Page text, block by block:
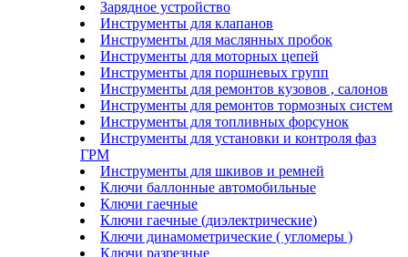
Зарядное устройство
Инструменты для клапанов
Инструменты для маслянных пробок
Инструменты для моторных цепей
Инструменты для поршневых групп
Инструменты для ремонтов кузовов , салонов
Инструменты для ремонтов тормозных систем
Инструменты для топливных форсунок
Инструменты для установки и контроля фаз
ГРМ
Инструменты для шкивов и ремней
Ключи баллонные автомобильные
Ключи гаечные
Ключи гаечные (диэлектрические)
Ключи динамометрические ( угломеры )
Ключи разрезные